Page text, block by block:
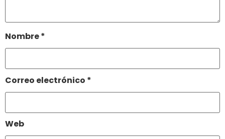
Nombre*
Correo electrónico *
Web